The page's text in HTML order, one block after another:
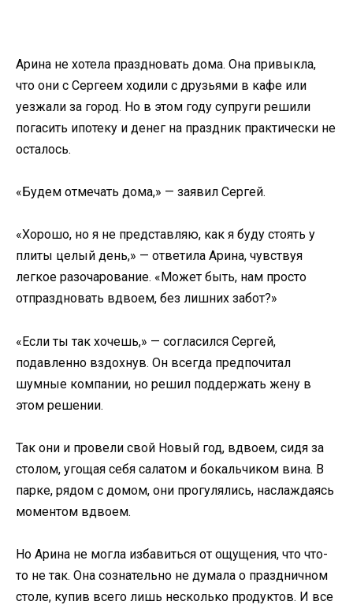
Арина не хотела праздновать дома. Она привыкла,
что они с Сергеем ходили с друзьями в кафе или
уезжали за город. Но в этом году супруги решили
погасить ипотеку и денег на праздник практически не
осталось.
«Будем отмечать дома,» — заявил Сергей.
«Хорошо, но я не представляю, как я буду стоять у
плиты целый день,» — ответила Арина, чувствуя
легкое разочарование. «Может быть, нам просто
отпраздновать вдвоем, без лишних забот?»
«Если ты так хочешь,» — согласился Сергей,
подавленно вздохнув. Он всегда предпочитал
шумные компании, но решил поддержать жену в
этом решении.
Так они и провели свой Новый год, вдвоем, сидя за
столом, угощая себя салатом и бокальчиком вина. В
парке, рядом с домом, они прогулялись, наслаждаясь
моментом вдвоем.
Но Арина не могла избавиться от ощущения, что что-
то не так. Она сознательно не думала о праздничном
столе, купив всего лишь несколько продуктов. И все